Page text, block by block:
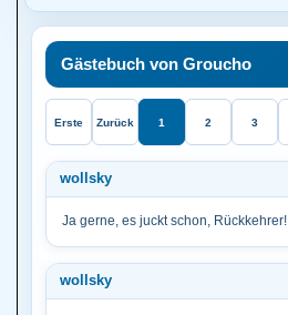
Gästebuch von Groucho
Erste Zurück 1 2 3
wollsky
Ja gerne, es juckt schon, Rückkehrer!
wollsky